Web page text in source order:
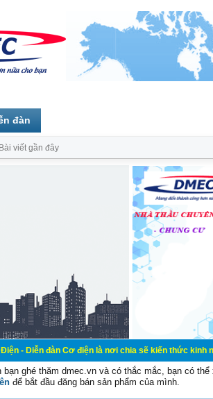
Cơ điện là nơi chia sẽ kiến thức kinh nghiệm
bạn ghé thăm dmec.vn và có thắc mắc, bạn có
để bắt đầu đăng bán sản phẩm của mình.
đàn
Bài viết gần đây